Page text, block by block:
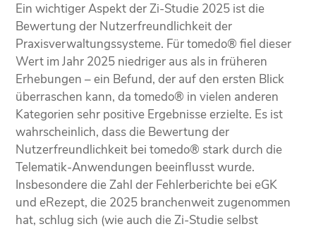
Ein wichtiger Aspekt der Zi-Studie 2025 ist die
Bewertung der Nutzerfreundlichkeit der
Praxisverwaltungssysteme. Für tomedo® fiel dieser
Wert im Jahr 2025 niedriger aus als in früheren
Erhebungen – ein Befund, der auf den ersten Blick
überraschen kann, da tomedo® in vielen anderen
Kategorien sehr positive Ergebnisse erzielte. Es ist
wahrscheinlich, dass die Bewertung der
Nutzerfreundlichkeit bei tomedo® stark durch die
Telematik-Anwendungen beeinflusst wurde.
Insbesondere die Zahl der Fehlerberichte bei eGK
und eRezept, die 2025 branchenweit zugenommen
hat, schlug sich (wie auch die Zi-Studie selbst